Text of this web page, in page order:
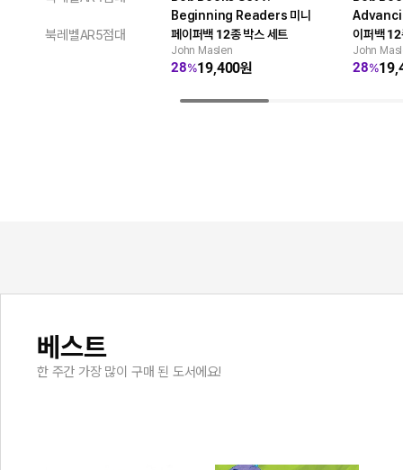
북레벨AR5점대
Beginning Readers 미니
페이퍼백 12종 박스 세트
John Maslen
28%19,400원
이퍼백 12
John
28%
베스트
한 주간 가장 많이 구매 된 도서에요!